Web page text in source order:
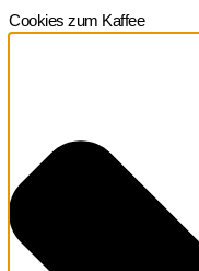
Cookies zum Kaffee